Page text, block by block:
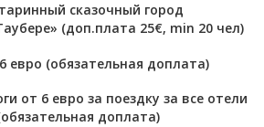
сказочный город
(доп.плата 25€, min 20 чел)
евро (обязательная доплата)
от 6 евро за поездку за все отели
доплата)